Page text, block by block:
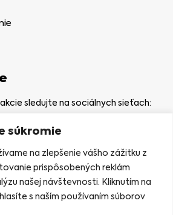
súkromie
na zlepšenie vášho zážitku z
prispôsobených reklám
našej návštevnosti. Kliknutím na
s naším používaním súborov
sledujte na sociálnych sieťach:
7